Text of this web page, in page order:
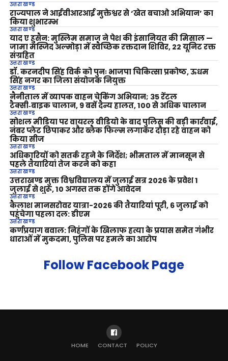
उत्तराखण्ड
राज्यपाल ने आईवीआरआई मुक्तेश्वर से ‘खेत बचाओ अभियान’ का
किया शुभारम्भ
उत्तराखण्ड
याद ए हुसैन: मुस्लिम समाज ने पेश की इंसानियत की मिसाल —
जामा मस्जिद अल्मोड़ा में स्वैच्छिक रक्तदान शिविर, 22 यूनिट रक्त
संग्रहित
उत्तराखण्ड
डॉ. करनदीप सिंह विर्क को पुनः भाजपा चिकित्सा प्रकोष्ठ, ऊधम
सिंह नगर का जिला संयोजक नियुक्त
उत्तराखण्ड
नैनीताल में व्यापक वाहन चेकिंग अभियान; 35 रेंटल
टैक्सी‑बाइक चालान, 9 बसें दैन्य हालत, 100 से अधिक चालान
उत्तराखण्ड
सोशल मीडिया पर वायरल वीडियो के बाद पुलिस की बड़ी कार्रवाई,
नंबर प्लेट छिपाकर और ब्लैक फिल्म लगाकर दौड़ा रहे वाहन को
किया सीज
उत्तराखण्ड
अधिकारियों को सतर्क रहने के निर्देश; भीमताल में मानसून से
पहले तैयारियां तेज करने को कहा
उत्तराखण्ड
उत्तराखण्ड मुक्त विश्वविद्यालय में जुलाई सत्र 2026 के प्रवेश 1
जुलाई से शुरू, 10 अगस्त तक होंगे आवेदन
उत्तराखण्ड
कैलाश मानसरोवर यात्रा-2026 की तैयारियां पूरी, 6 जुलाई को
पहुंचेगा पहला दल: डीएम
उत्तराखण्ड
कर्णप्रयाग बवाल: निहंगों के खिलाफ हत्या के प्रयास समेत गंभीर
धाराओं में मुकदमा, पुलिस पर हमले का आरोप
Follow Facebook Page
HOME CONTACT POLICY